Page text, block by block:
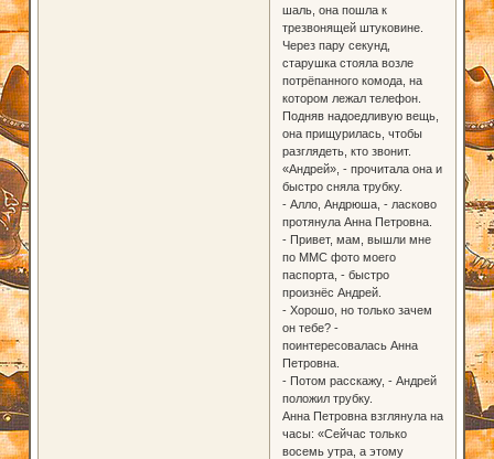
шаль, она пошла к
трезвонящей штуковине.
Через пару секунд,
старушка стояла возле
потрёпанного комода, на
котором лежал телефон.
Подняв надоедливую вещь,
она прищурилась, чтобы
разглядеть, кто звонит.
«Андрей», - прочитала она и
быстро сняла трубку.
- Алло, Андрюша, - ласково
протянула Анна Петровна.
- Привет, мам, вышли мне
по ММС фото моего
паспорта, - быстро
произнёс Андрей.
- Хорошо, но только зачем
он тебе? -
поинтересовалась Анна
Петровна.
- Потом расскажу, - Андрей
положил трубку.
Анна Петровна взглянула на
часы: «Сейчас только
восемь утра, а этому